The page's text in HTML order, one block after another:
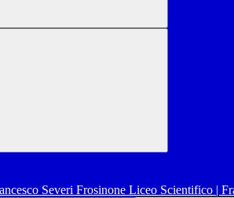
Liceo Scientifico |